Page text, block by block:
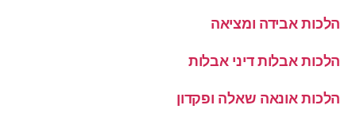
הלכות אבידה ומציאה
הלכות אבלות דיני אבלות
הלכות אונאה שאלה ופקדון